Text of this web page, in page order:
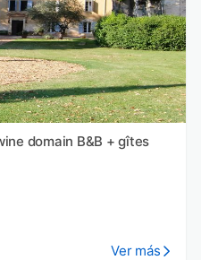
domain B&B + gîtes
Ver más